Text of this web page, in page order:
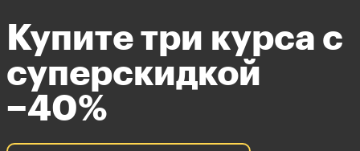
Купите три курса с
суперскидкой
−40%